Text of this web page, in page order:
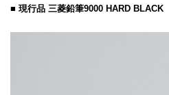
■ 現行品 三菱鉛筆9000 HARD BLACK